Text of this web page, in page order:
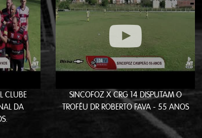
CLUBE
DA
SINCOFOZ X CRG 14 DISPUTAM O
TROFÉU DR ROBERTO FAVA - 55 ANOS